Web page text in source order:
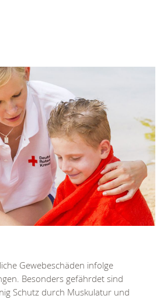
Gewebeschäden infolge
Besonders gefährdet sind
Schutz durch Muskulatur und